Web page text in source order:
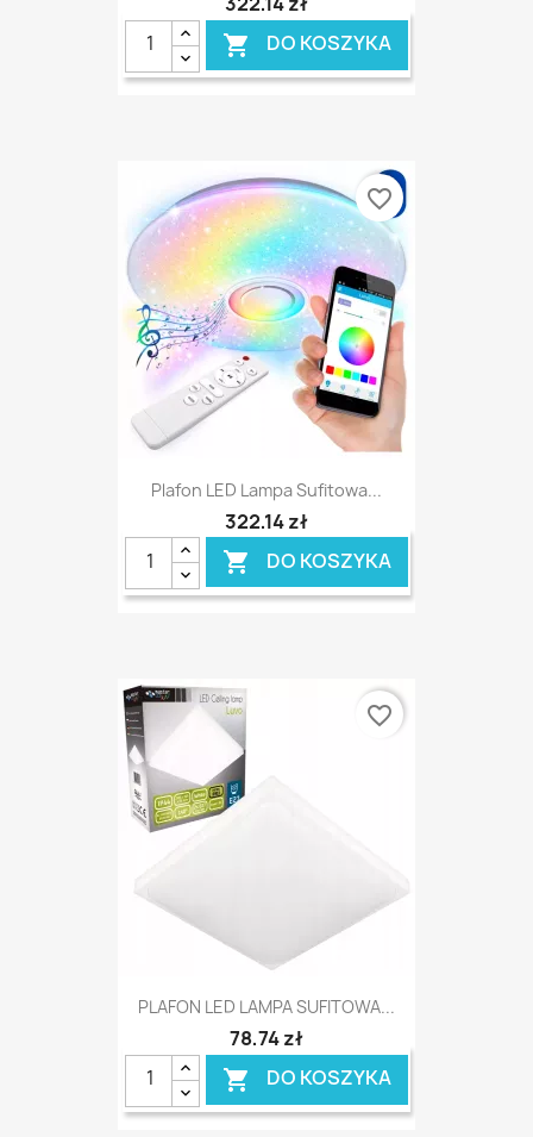
 DO KOSZYKA
Plafon LED Lampa Sufitowa...
322,14 zł
 DO KOSZYKA
favorite_border
PLAFON LED LAMPA SUFITOWA...
78,74 zł
 DO KOSZYKA
favorite_border